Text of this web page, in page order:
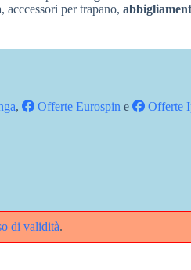
, acccessori per trapano,
, Offerte Eurospin e Offerte
di validità.